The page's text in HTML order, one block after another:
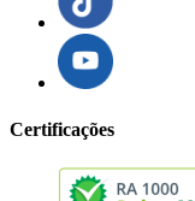
Certificações